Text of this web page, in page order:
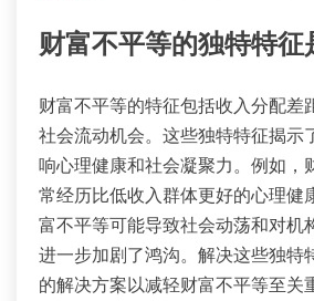
财富不平等的独特特征
财富不平等的特征包括收入分配差
社会流动机会。这些独特特征揭示
响心理健康和社会凝聚力。例如，
常经历比低收入群体更好的心理健
富不平等可能导致社会动荡和对机
进一步加剧了鸿沟。解决这些独特
的解决方案以减轻财富不平等至关